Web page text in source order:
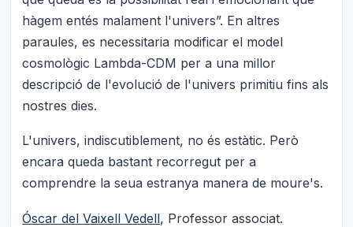
hàgem entés malament l'univers”. En altres
paraules, es necessitaria modificar el model
cosmològic Lambda-CDM per a una millor
descripció de l'evolució de l'univers primitiu fins als
nostres dies.
L'univers, indiscutiblement, no és estàtic. Però
encara queda bastant recorregut per a
comprendre la seua estranya manera de moure's.
Óscar del Vaixell Vedell, Professor associat.